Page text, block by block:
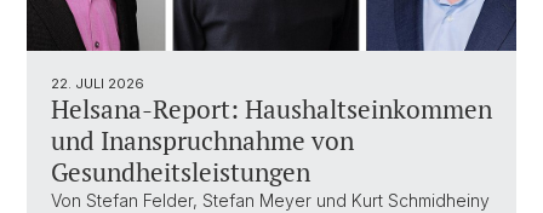
22. JULI 2026
Helsana-Report: Haushaltseinkommen
und Inanspruchnahme von
Gesundheitsleistungen
Von Stefan Felder, Stefan Meyer und Kurt Schmidheiny